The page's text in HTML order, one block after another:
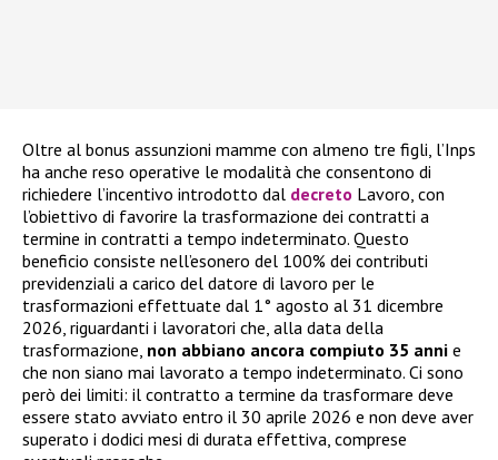
Oltre al bonus assunzioni mamme con almeno tre figli, l’Inps
ha anche reso operative le modalità che consentono di
richiedere l’incentivo introdotto dal decreto Lavoro, con
l’obiettivo di favorire la trasformazione dei contratti a
termine in contratti a tempo indeterminato. Questo
beneficio consiste nell’esonero del 100% dei contributi
previdenziali a carico del datore di lavoro per le
trasformazioni effettuate dal 1° agosto al 31 dicembre
2026, riguardanti i lavoratori che, alla data della
trasformazione, non abbiano ancora compiuto 35 anni e
che non siano mai lavorato a tempo indeterminato. Ci sono
però dei limiti: il contratto a termine da trasformare deve
essere stato avviato entro il 30 aprile 2026 e non deve aver
superato i dodici mesi di durata effettiva, comprese